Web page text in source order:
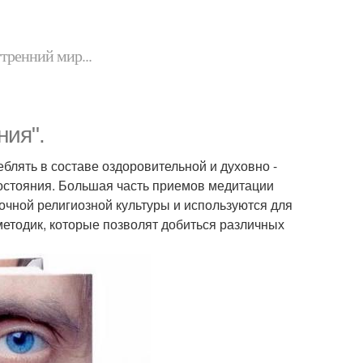
мир...
в составе оздоровительной и духовно -
Большая часть приемов медитации
религиозной культуры и используются для
которые позволят добиться различных